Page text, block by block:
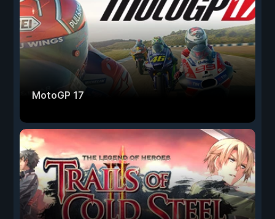
MotoGP 17